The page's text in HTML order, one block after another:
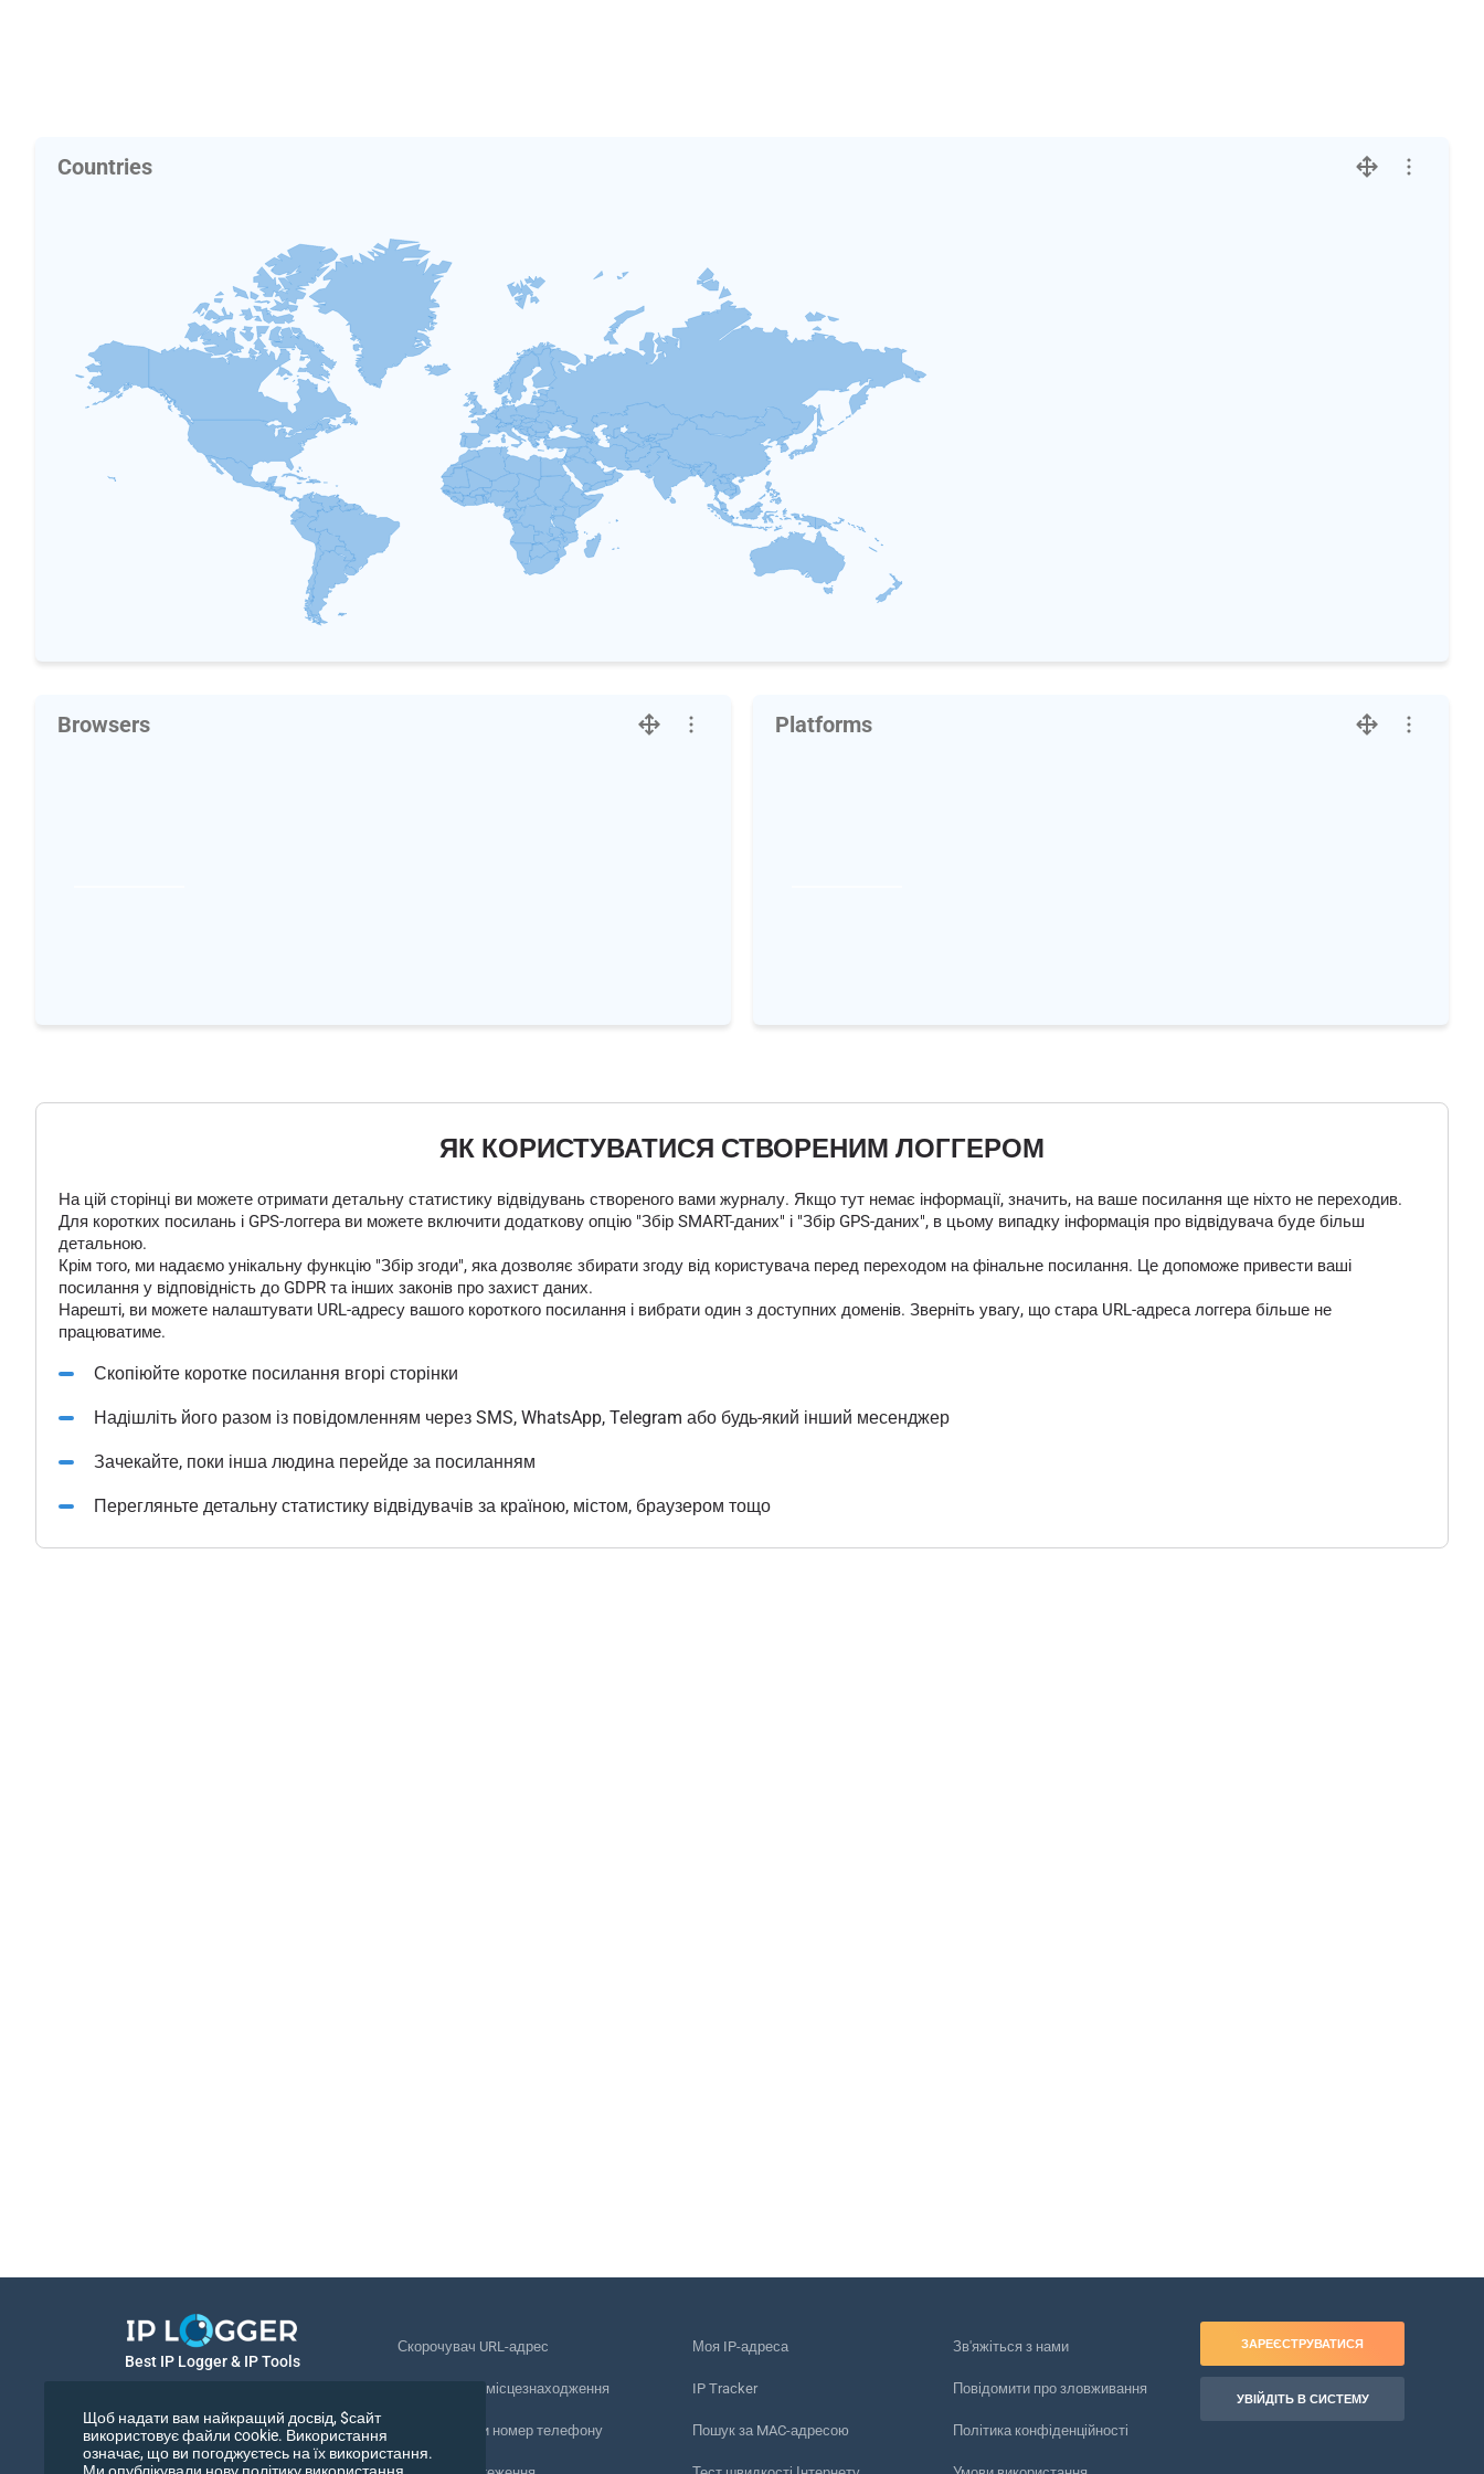
Countries
Browsers Platforms
ЯК КОРИСТУВАТИСЯ СТВОРЕНИМ ЛОГГЕРОМ
На цій сторінці ви можете отримати детальну статистику відвідувань створеного вами журналу. Якщо тут немає інформації, значить, на ваше посилання ще ніхто не переходив.
Для коротких посилань і GPS-логгера ви можете включити додаткову опцію "Збір SMART-даних" і "Збір GPS-даних", в цьому випадку інформація про відвідувача буде більш
детальною.
Крім того, ми надаємо унікальну функцію "Збір згоди", яка дозволяє збирати згоду від користувача перед переходом на фінальне посилання. Це допоможе привести ваші
посилання у відповідність до GDPR та інших законів про захист даних.
Нарешті, ви можете налаштувати URL-адресу вашого короткого посилання і вибрати один з доступних доменів. Зверніть увагу, що стара URL-адреса логгера більше не
працюватиме.
Скопіюйте коротке посилання вгорі сторінки
Надішліть його разом із повідомленням через SMS, WhatsApp, Telegram або будь-який інший месенджер
Зачекайте, поки інша людина перейде за посиланням
Перегляньте детальну статистику відвідувачів за країною, містом, браузером тощо
Best IP Logger & IP Tools
Українська
Українська
Скорочувач URL-адрес
Відстеження місцезнаходження
Відстежувати номер телефону
Моя IP-адреса
IP Tracker
Пошук за MAC-адресою
Зв'яжіться з нами
Повідомити про зловживання
Політика конфіденційності
ЗАРЕЄСТРУВАТИСЯ
УВІЙДІТЬ В СИСТЕМУ
Щоб надати вам найкращий досвід, $сайт
використовує файли cookie. Використання
означає, що ви погоджуєтесь на їх використання.